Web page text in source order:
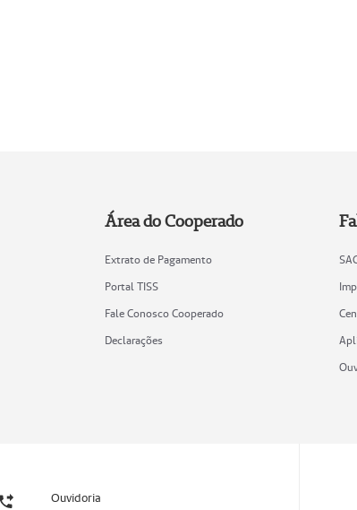
Área do Cooperado
Extrato de Pagamento
Portal TISS
Fale Conosco Cooperado
Declarações
Ouvidoria